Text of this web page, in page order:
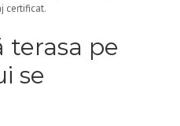
certificat.
terasa pe
se